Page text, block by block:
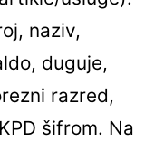
naziv,
duguje,
razred,
šifrom. Na